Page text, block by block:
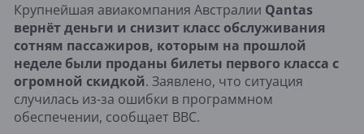
Крупнейшая авиакомпания Австралии Qantas
вернёт деньги и снизит класс обслуживания
сотням пассажиров, которым на прошлой
неделе были проданы билеты первого класса с
огромной скидкой. Заявлено, что ситуация
случилась из-за ошибки в программном
обеспечении, сообщает BBC.